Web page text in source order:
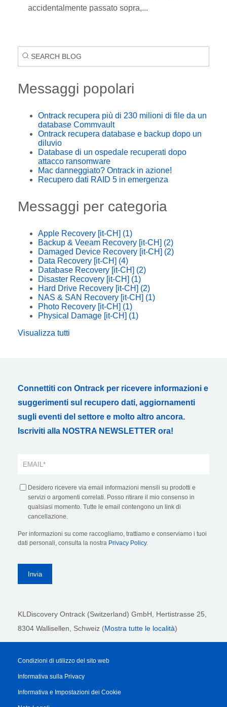
accidentalmente passato sopra,...
Messaggi popolari
Ontrack recupera più di 230 milioni di file da un
database Commvault
Ontrack recupera database e backup dopo un
diluvio
Database di un ospedale recuperati dopo
attacco ransomware
Mac danneggiato? Ontrack in azione!
Recupero dati RAID 5 in emergenza
Messaggi per categoria
Apple Recovery [it-CH] (1)
Backup & Veeam Recovery [it-CH] (2)
Damaged Device Recovery [it-CH] (2)
Data Recovery [it-CH] (4)
Database Recovery [it-CH] (2)
Disaster Recovery [it-CH] (1)
Hard Drive Recovery [it-CH] (2)
NAS & SAN Recovery [it-CH] (1)
Photo Recovery [it-CH] (1)
Physical Damage [it-CH] (1)
Visualizza tutti
Connettiti con Ontrack per ricevere informazioni e
suggerimenti sul recupero dati, aggiornamenti
sugli eventi del settore e molto altro ancora.
Iscriviti alla NOSTRA NEWSLETTER ora!
Desidero ricevere via email informazioni mensili su prodotti e
servizi o argomenti correlati. Posso ritirare il mio consenso in
qualsiasi momento. Tutte le email contengono un link di
cancellazione.
Per informazioni su come raccogliamo, trattiamo e conserviamo i tuoi
dati personali, consulta la nostra Privacy Policy.
KLDiscovery Ontrack (Switzerland) GmbH, Hertistrasse 25,
8304 Wallisellen, Schweiz (Mostra tutte le località)
Condizioni di utilizzo del sito web
Informativa sulla Privacy
Informativa e Impostazioni dei Cookie